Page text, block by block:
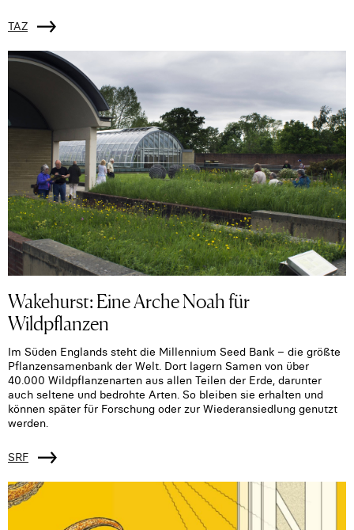
TAZ
Wakehurst: Eine Arche Noah für
Wildpflanzen
Im Süden Englands steht die Millennium Seed Bank – die größte
Pflanzensamenbank der Welt. Dort lagern Samen von über
40.000 Wildpflanzenarten aus allen Teilen der Erde, darunter
auch seltene und bedrohte Arten. So bleiben sie erhalten und
können später für Forschung oder zur Wiederansiedlung genutzt
werden.
SRF